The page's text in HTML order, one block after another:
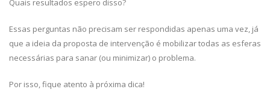
Quais resultados espero disso?
Essas perguntas não precisam ser respondidas apenas uma vez, já
que a ideia da proposta de intervenção é mobilizar todas as esferas
necessárias para sanar (ou minimizar) o problema.
Por isso, fique atento à próxima dica!